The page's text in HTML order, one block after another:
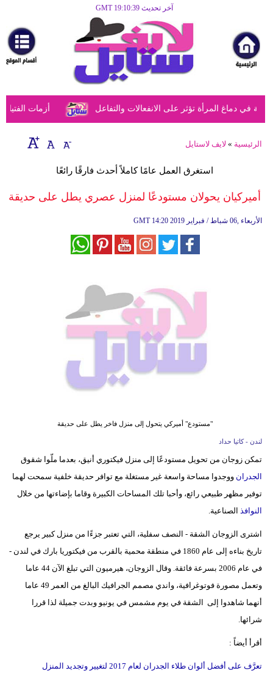
آخر تحديث GMT 19:10:39
مرأة
أزياء
أزياء
إسلامية
صحة
أزمات دماغ المرأة تؤثر على الانفعالات والتفاعل
الرئيسية » لايف لاستايل
استغرق العمل عامًا كاملاً أحدث فارقًا رائعًا
أميركيان يحولان مستودعًا لمنزل عصري يطل على حديقة
GMT 14:20 2019 الأربعاء ,06 شباط / فبراير
"مستودع" أميركي يتحول إلى منزل فاخر يطل على حديقة
لندن - كاتيا حداد
تمكن زوجان من تحويل مستودعًا إلى منزل فيكتوري أنيق، بعدما ملّوا شقوق
الجدرانووجدوا مساحة واسعة غير مستغلة مع توافر حديقة خلفية سمحت لهما
توفير مظهر طبيعي رائع، وأحبا تلك المساحات الكبيرة وقاما بإضاءتها من خلال
النوافذ الصناعية.
اشترى الزوجان الشقة - النصف سفلية، التي تعتبر جزءًا من منزل كبير يرجع
تاريخ بناءه إلى عام 1860 في منطقة محمية بالقرب من فيكتوريا بارك في لندن -
في عام 2006 بسرعة فائقة. وقال الزوجان، هيرميون التي تبلغ الآن 44 عاما
وتعمل مصورة فوتوغرافية، واندي مصمم الجرافيك البالغ من العمر 49 عاما
أنهما شاهدوا إلى الشقة في يوم مشمس في يونيو وبدت جميلة لذا قررا
شرائها.
أقرأ أيضاً :
تعرَّف على أفضل ألوان طلاء الجدران لعام 2017 لتغيير وتجديد المنزل